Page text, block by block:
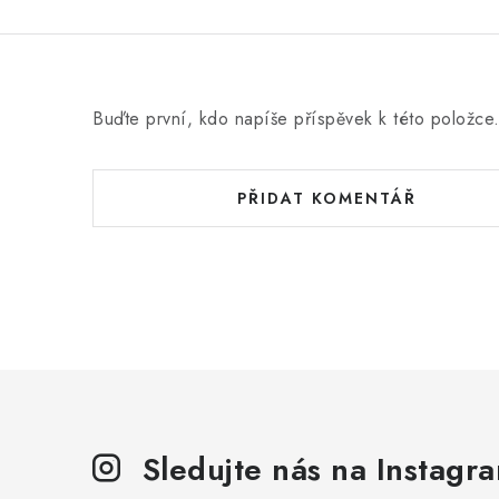
Buďte první, kdo napíše příspěvek k této položce.
PŘIDAT KOMENTÁŘ
Sledujte nás na